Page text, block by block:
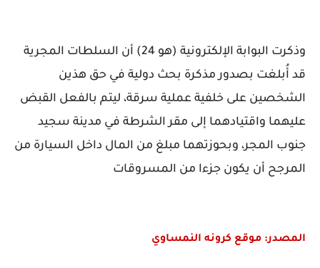
وذكرت البوابة الإلكترونية (هو 24) أن السلطات المجرية
قد أُبلغت بصدور مذكرة بحث دولية في حق هذين
الشخصين على خلفية عملية سرقة، ليتم بالفعل القبض
عليهما واقتيادهما إلى مقر الشرطة في مدينة سجيد
جنوب المجر، وبحوزتهما مبلغ من المال داخل السيارة من
المرجح أن يكون جزءا من المسروقات
المصدر: موقع كرونه النمساوي